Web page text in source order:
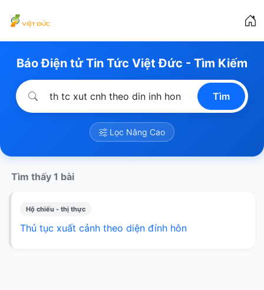
Báo Điện tử Tin Tức Việt Đức - Tìm Kiếm
Tìm
Lọc Nâng Cao
Tìm thấy 1 bài
Hộ chiếu - thị thực
Thủ tục xuất cảnh theo diện đính hôn